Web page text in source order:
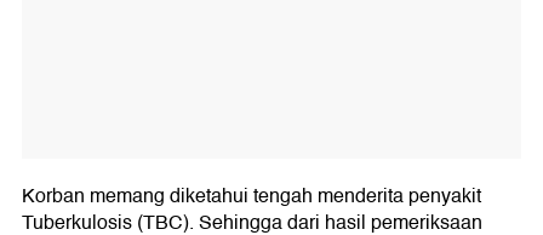
Korban memang diketahui tengah menderita penyakit
Tuberkulosis (TBC). Sehingga dari hasil pemeriksaan